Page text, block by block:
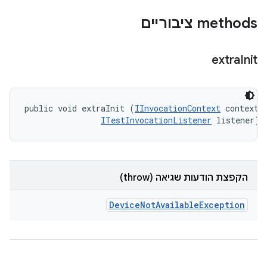
‫methods ציבוריים
extraInit
public void extraInit (IInvocationContext
ITestInvocationListener listener)
הקפצת הודעות שגיאה (throw)
DeviceNotAvailableException